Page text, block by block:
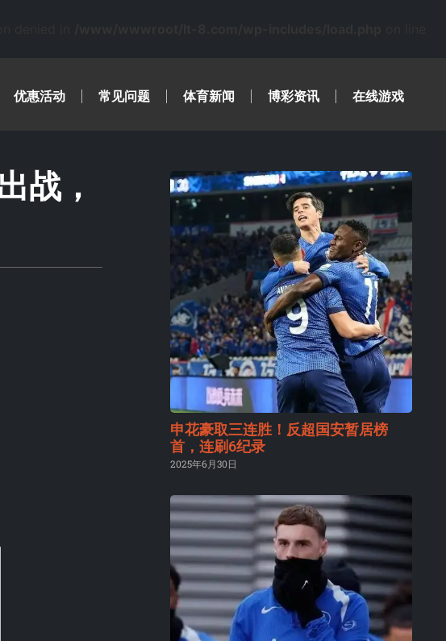
优惠活动 常见问题 体育新闻 博彩资讯 在线游戏
战，
申花豪取三连胜！反超国安暂居榜
首，连刷6纪录
2025年6月30日